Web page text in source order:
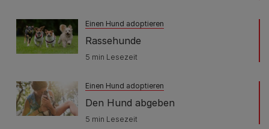
Einen Hund adoptieren
Rassehunde
5 min Lesezeit
Einen Hund adoptieren
Den Hund abgeben
5 min Lesezeit